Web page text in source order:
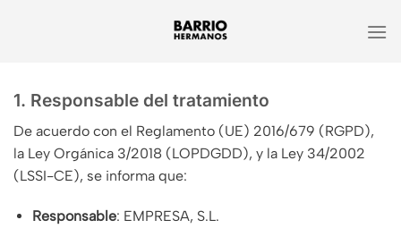
1. Responsable del tratamiento
De acuerdo con el Reglamento (UE) 2016/679 (RGPD),
la Ley Orgánica 3/2018 (LOPDGDD), y la Ley 34/2002
(LSSI-CE), se informa que:
Responsable: EMPRESA, S.L.